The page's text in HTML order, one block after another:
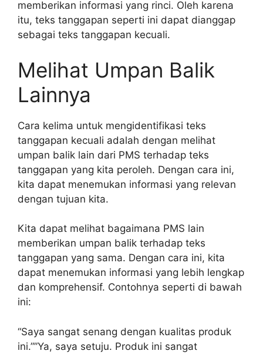
memberikan informasi yang rinci. Oleh karena
itu, teks tanggapan seperti ini dapat dianggap
sebagai teks tanggapan kecuali.
Melihat Umpan Balik
Lainnya
Cara kelima untuk mengidentifikasi teks
tanggapan kecuali adalah dengan melihat
umpan balik lain dari PMS terhadap teks
tanggapan yang kita peroleh. Dengan cara ini,
kita dapat menemukan informasi yang relevan
dengan tujuan kita.
Kita dapat melihat bagaimana PMS lain
memberikan umpan balik terhadap teks
tanggapan yang sama. Dengan cara ini, kita
dapat menemukan informasi yang lebih lengkap
dan komprehensif. Contohnya seperti di bawah
ini:
“Saya sangat senang dengan kualitas produk
ini.””Ya, saya setuju. Produk ini sangat